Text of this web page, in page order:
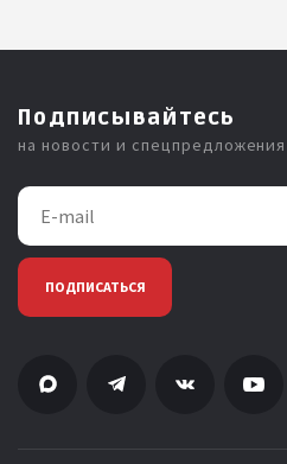
Подписывайтесь
на новости и спецпредложения
ПОДПИСАТЬСЯ